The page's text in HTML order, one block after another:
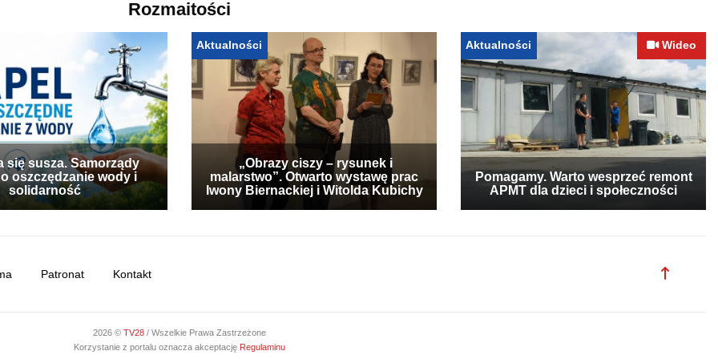
Rozmaitości
się susza. Samorządy
oszczędzanie wody i
solidarność
Aktualności
„Obrazy ciszy – rysunek i
malarstwo”. Otwarto wystawę prac
Iwony Biernackiej i Witolda Kubichy
Aktualności Wideo
Pomagamy. Warto wesprzeć remont
APMT dla dzieci i społeczności
Patronat Kontakt
2026 © TV28 / Wszelkie Prawa Zastrzeżone
Korzystanie z portalu oznacza akceptację Regulaminu